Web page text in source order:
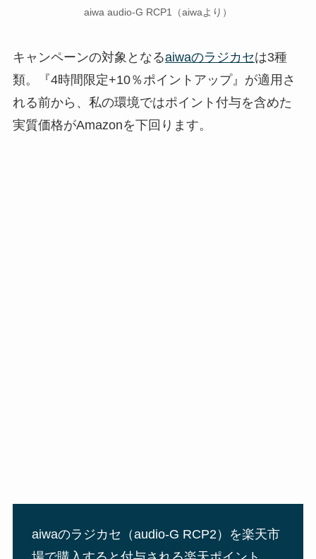
aiwa audio-G RCP1（aiwaより）
キャンペーンの対象となるaiwaのラジカセは3種
類。『4時間限定+10％ポイントアップ』が適用さ
れる前から、私の環境ではポイント付与を含めた
実質価格がAmazonを下回ります。
aiwaのラジカセ（audio-G RCP2）を楽天市